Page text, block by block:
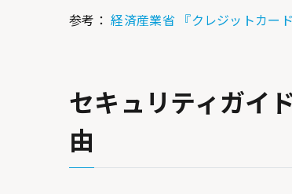
参考：経済産業省 『クレジットカー
セキュリティガイ
由